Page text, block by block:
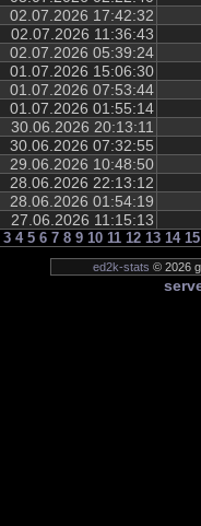
02.07.2026 17:42:32
02.07.2026 11:36:43
02.07.2026 05:39:24
01.07.2026 15:06:30
01.07.2026 07:53:44
01.07.2026 01:55:14
30.06.2026 20:13:11
30.06.2026 07:32:55
29.06.2026 10:48:50
28.06.2026 22:13:12
28.06.2026 01:54:19
27.06.2026 11:15:13
3 4 5 6 7 8 9 10 11 12 13 14 15
ed2k-stats © 2026